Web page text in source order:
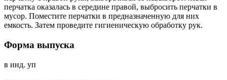
перчатка оказалась в середине правой, выбросить перчатки в
мусор. Поместите перчатки в предназначенную для них
емкость. Затем проведите гигиеническую обработку рук.
Форма выпуска
в инд. уп